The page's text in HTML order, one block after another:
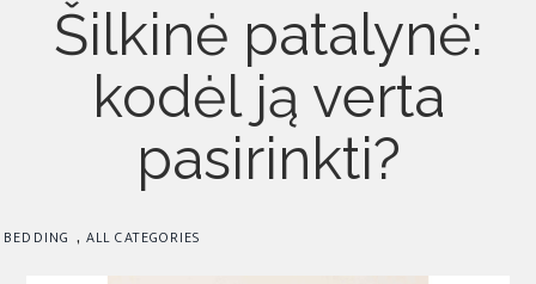
Šilkinė patalynė:
kodėl ją verta
pasirinkti?
BEDDING , ALL CATEGORIES